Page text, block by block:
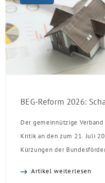
Der gemeinnützige
Kritik an den zum 21. Juli
Kürzungen der
Artikel weiterlesen